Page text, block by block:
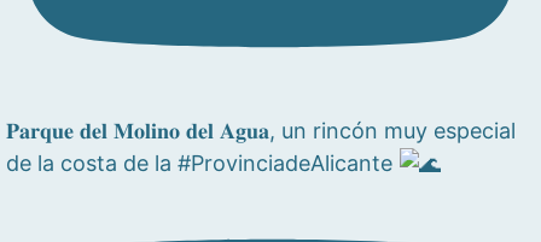
𝐏𝐚𝐫𝐪𝐮𝐞 𝐝𝐞𝐥 𝐌𝐨𝐥𝐢𝐧𝐨 𝐝𝐞𝐥 𝐀𝐠𝐮𝐚, un rincón muy especial
de la costa de la #ProvinciadeAlicante